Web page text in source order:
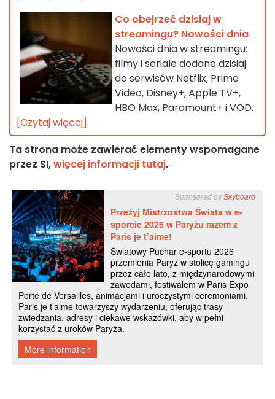
Co obejrzeć dzisiaj w
streamingu? Nowości dnia
Nowości dnia w streamingu:
filmy i seriale dodane dzisiaj
do serwisów Netflix, Prime
Video, Disney+, Apple TV+,
HBO Max, Paramount+ i VOD.
[Czytaj więcej]
Ta strona może zawierać elementy wspomagane
przez SI,więcej informacji tutaj.